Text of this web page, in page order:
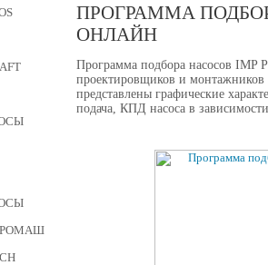
ПРОГРАММА
ОНЛАЙН
Программа подбора насосов IMP
проектировщиков и монтажников
представлены графические
подача, КПД насоса в